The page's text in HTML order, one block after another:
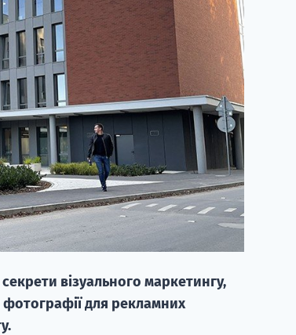
візуального маркетингу,
для рекламних